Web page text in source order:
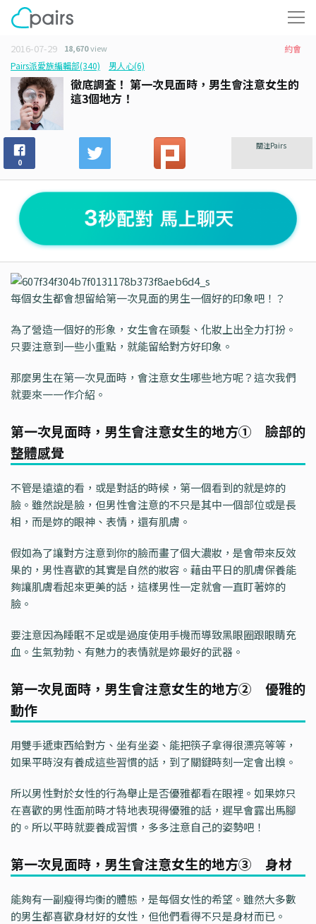
2016-07-29 18,670view
約會
Pairs派愛族編輯部(340)
男人心(6)
徹底調査！ 第一次見面時，男生會注意女生的
這3個地方！
0
關注Pairs
每個女生都會想留給第一次見面的男生一個好的印象吧！？
為了營造一個好的形象，女生會在頭髮、化妝上出全力打扮。
只要注意到一些小重點，就能留給對方好印象。
那麼男生在第一次見面時，會注意女生哪些地方呢？這次我們
就要來一一作介紹。
第一次見面時，男生會注意女生的地方① 臉部的
整體感覺
不管是遠遠的看，或是對話的時候，第一個看到的就是妳的
臉。雖然說是臉，但男性會注意的不只是其中一個部位或是長
相，而是妳的眼神、表情，還有肌膚。
假如為了讓對方注意到你的臉而畫了個大濃妝，是會帶來反效
果的，男性喜歡的其實是自然的妝容。藉由平日的肌膚保養能
夠讓肌膚看起來更美的話，這樣男性一定就會一直盯著妳的
臉。
要注意因為睡眠不足或是過度使用手機而導致黑眼圈跟眼睛充
血。生氣勃勃、有魅力的表情就是妳最好的武器。
第一次見面時，男生會注意女生的地方② 優雅的
動作
用雙手遞東西給對方、坐有坐姿、能把筷子拿得很漂亮等等，
如果平時沒有養成這些習慣的話，到了關鍵時刻一定會出糗。
所以男性對於女性的行為舉止是否優雅都看在眼裡。如果妳只
在喜歡的男性面前時才特地表現得優雅的話，遲早會露出馬腳
的。所以平時就要養成習慣，多多注意自己的姿勢吧！
第一次見面時，男生會注意女生的地方③ 身材
能夠有一副瘦得均衡的體態，是每個女性的希望。雖然大多數
的男生都喜歡身材好的女性，但他們看得不只是身材而已。